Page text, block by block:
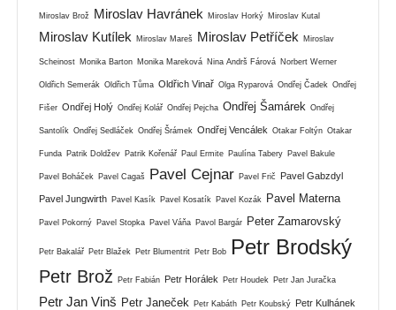
Miroslav Brož Miroslav Havránek Miroslav Horký Miroslav Kutal
Miroslav Kutílek Miroslav Mareš Miroslav Petříček Miroslav
Scheinost Monika Barton Monika Mareková Nina Andrš Fárová Norbert Werner
Oldřich Semerák Oldřich Tůma Oldřich Vinař Olga Ryparová Ondřej Čadek Ondřej
Fišer Ondřej Holý Ondřej Kolář Ondřej Pejcha Ondřej Šamárek Ondřej
Santolík Ondřej Sedláček Ondřej Šrámek Ondřej Vencálek Otakar Foltýn Otakar
Funda Patrik Doldžev Patrik Kořenář Paul Ermite Paulína Tabery Pavel Bakule
Pavel Boháček Pavel Cagaš Pavel Cejnar Pavel Frič Pavel Gabzdyl
Pavel Jungwirth Pavel Kasík Pavel Kosatík Pavel Kozák Pavel Materna
Pavel Pokorný Pavel Stopka Pavel Váňa Pavol Bargár Peter Zamarovský
Petr Bakalář Petr Blažek Petr Blumentrit Petr Bob Petr Brodský
Petr Brož Petr Fabián Petr Horálek Petr Houdek Petr Jan Juračka
Petr Jan Vinš Petr Janeček Petr Kabáth Petr Koubský Petr Kulhánek